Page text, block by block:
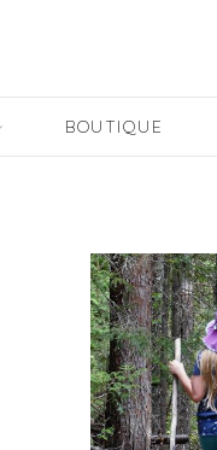
BOUTIQUE